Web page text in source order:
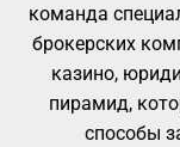
команда
брокерских
казино,
пирамид,
способы